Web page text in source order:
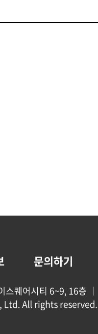
문의하기
스퀘어시티 6~9, 16층
All rights reserved.